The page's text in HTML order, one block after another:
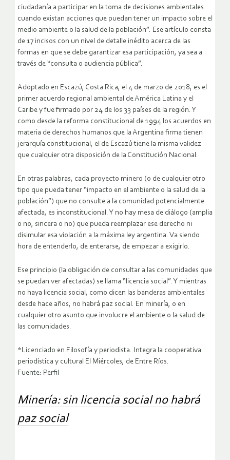
ciudadanía a participar en la toma de decisiones ambientales
cuando existan acciones que puedan tener un impacto sobre el
medio ambiente o la salud de la población”. Ese artículo consta
de 17 incisos con un nivel de detalle inédito acerca de las
formas en que se debe garantizar esa participación, ya sea a
través de “consulta o audiencia pública”.
Adoptado en Escazú, Costa Rica, el 4 de marzo de 2018, es el
primer acuerdo regional ambiental de América Latina y el
Caribe y fue firmado por 24 de los 33 países de la región. Y
como desde la reforma constitucional de 1994 los acuerdos en
materia de derechos humanos que la Argentina firma tienen
jerarquía constitucional, el de Escazú tiene la misma validez
que cualquier otra disposición de la Constitución Nacional.
En otras palabras, cada proyecto minero (o de cualquier otro
tipo que pueda tener “impacto en el ambiente o la salud de la
población”) que no consulte a la comunidad potencialmente
afectada, es inconstitucional. Y no hay mesa de diálogo (amplia
o no, sincera o no) que pueda reemplazar ese derecho ni
disimular esa violación a la máxima ley argentina. Va siendo
hora de entenderlo, de enterarse, de empezar a exigirlo.
Ese principio (la obligación de consultar a las comunidades que
se puedan ver afectadas) se llama “licencia social”. Y mientras
no haya licencia social, como dicen las banderas ambientales
desde hace años, no habrá paz social. En minería, o en
cualquier otro asunto que involucre el ambiente o la salud de
las comunidades.
*Licenciado en Filosofía y periodista. Integra la cooperativa
periodística y cultural El Miércoles, de Entre Ríos.
Fuente: Perfil
Minería: sin licencia social no habrá
paz social